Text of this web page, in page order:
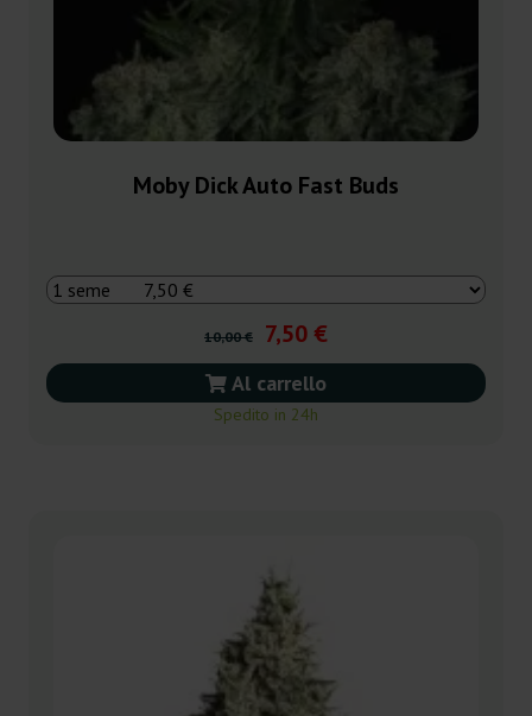
Moby Dick Auto Fast Buds
10,00 € 7,50 €
Al carrello
Spedito in 24h